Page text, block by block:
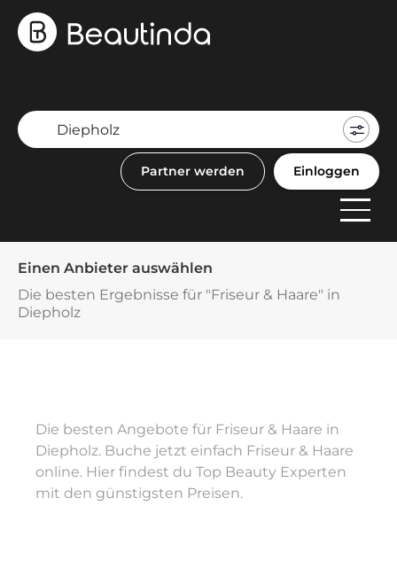
Partner werden Einloggen
Einen Anbieter auswählen
Die besten Ergebnisse für "Friseur & Haare" in
Diepholz
Die besten Angebote für Friseur & Haare in
Diepholz. Buche jetzt einfach Friseur & Haare
online. Hier findest du Top Beauty Experten
mit den günstigsten Preisen.